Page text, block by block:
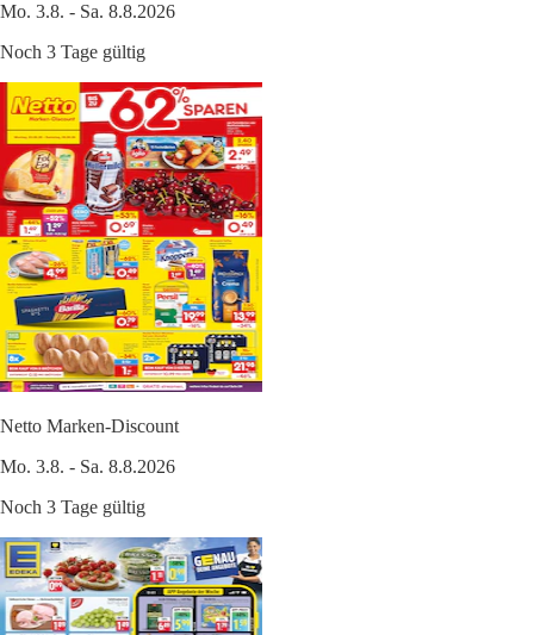
Mo. 3.8. - Sa. 8.8.2026
Noch 3 Tage gültig
Netto Marken-Discount
Mo. 3.8. - Sa. 8.8.2026
Noch 3 Tage gültig